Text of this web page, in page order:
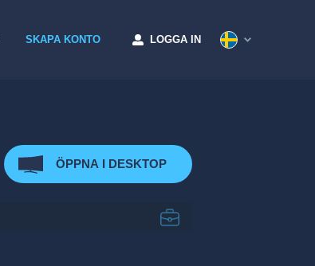
SKAPA KONTO LOGGA IN
ÖPPNA I DESKTOP